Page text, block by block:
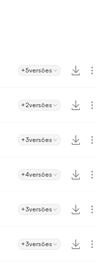
+5versões
+2versões
+3versões
+4versões
+3versões
+3versões